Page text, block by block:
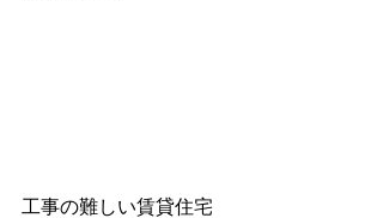
工事の難しい賃貸住宅